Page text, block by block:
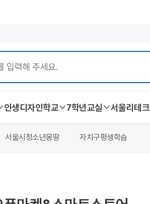
인생디자인학교 7학년교실 서울리테크
서울시청소년몽땅 자치구평생학습